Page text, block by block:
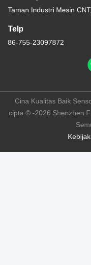
Taman Industri Mesin
Telp
86-755-23097872
Cina Kualitas Baik
cipta © -2026 Shenzhen